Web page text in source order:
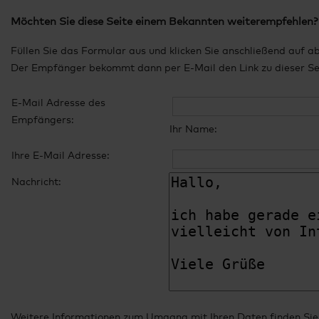
Möchten Sie diese Seite einem Bekannten weiterempfehlen?
Füllen Sie das Formular aus und klicken Sie anschließend auf
Der Empfänger bekommt dann per E-Mail den Link zu dieser
E-Mail Adresse des
Empfängers:
Ihr Name:
Ihre E-Mail Adresse:
Nachricht:
Weitere Informationen zum Umgang mit Ihren Daten finden